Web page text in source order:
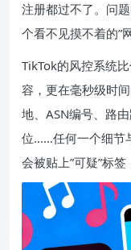
注册都过不了。问
个看不见摸不着的”
TikTok的风控系统
容，更在毫秒级时
地、ASN编号、路
位……任何一个细节
会被贴上”可疑”标签